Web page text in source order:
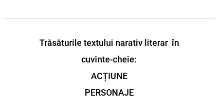
Trăsăturile textului narativ literar în
cuvinte-cheie:
ACȚIUNE
PERSONAJE